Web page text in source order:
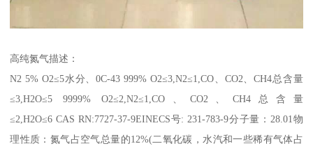
高纯氮气描述：
N2 5% O2≤5水分、0C-43 999% O2≤3,N2≤1,CO、CO2、CH4总含量
≤3,H2O≤5 9999% O2≤2,N2≤1,CO、CO2、CH4总含量
≤2,H2O≤6 CAS RN:7727-37-9EINECS号: 231-783-9分子量：28.01物
理性质：氮气占空气总量的12%(二氧化碳，水汽和一些稀有气体占